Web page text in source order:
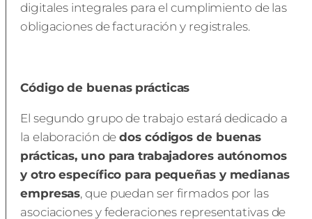
digitales integrales para el cumplimiento de las
obligaciones de facturación y registrales.
Código de buenas prácticas
El segundo grupo de trabajo estará dedicado a
la elaboración dedos códigos de buenas
prácticas, uno para trabajadores autónomos
y otro específico para pequeñas y medianas
empresas, que puedan ser firmados por las
asociaciones y federaciones representativas de